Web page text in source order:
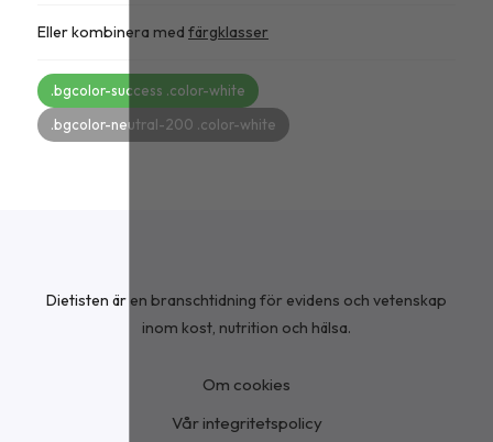
Eller kombinera med färgklasser
.bgcolor-success .color-white
.bgcolor-neutral-200 .color-white
Dietisten är en branschtidning för evidens och vetenskap
inom kost, nutrition och hälsa.
Om cookies
Vår integritetspolicy